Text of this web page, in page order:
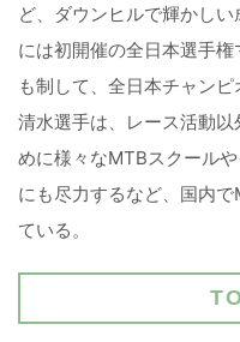
ど、ダウンヒルで輝かし
には初開催の全日本選手
も制して、全日本チャン
清水選手は、レース活動
めに様々なMTBスクール
にも尽力するなど、国内
ている。